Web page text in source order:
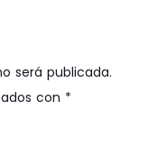
será publicada.
con *